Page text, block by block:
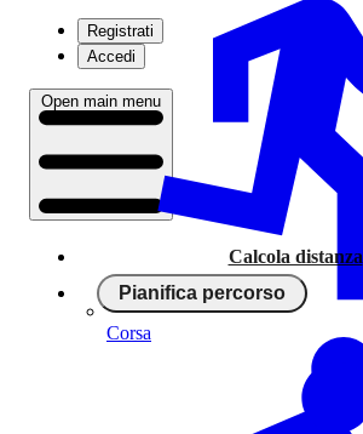
Registrati
Accedi
Open main menu
Calcola distanza
Pianifica percorso
Corsa